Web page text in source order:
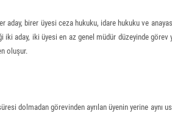
aday, birer üyesi ceza hukuku, idare hukuku ve
aday, iki üyesi en az genel müdür düzeyinde
oluşur.
dolmadan görevinden ayrılan üyenin yerine